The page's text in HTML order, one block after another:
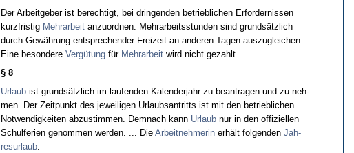
Der Ar­beit­ge­ber ist be­rech­tigt, bei drin­gen­den be­trieb­li­chen Er­for­der­nis­sen
kurz­fris­tig Mehr­ar­beitan­zu­ord­nen. Mehr­ar­beits­stun­den sind grundsätz­lich
durch Gewährung ent­spre­chen­der Frei­zeit an an­de­ren Ta­gen aus­zu­glei­chen.
Ei­ne be­son­de­re Vergütungfür Mehr­ar­beitwird nicht ge­zahlt.
§ 8
Ur­laubist grundsätz­lich im lau­fen­den Ka­len­der­jahr zu be­an­tra­gen und zu neh­
men. Der Zeit­punkt des je­wei­li­gen Ur­laubs­an­tritts ist mit den be­trieb­li­chen
Not­wen­dig­kei­ten ab­zu­stim­men. Dem­nach kann Ur­laubnur in den of­fi­zi­el­len
Schul­fe­ri­en ge­nom­men wer­den. ... Die Ar­beit­neh­me­rinerhält fol­gen­den Jah­
res­ur­laub: